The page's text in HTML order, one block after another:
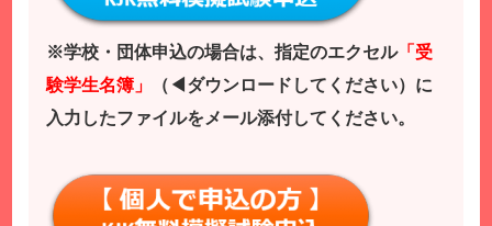
※学校・団体申込の場合は、指定のエクセル「受
験学生名簿」
（◀ダウンロードしてください）に
入力したファイルをメール添付してください。